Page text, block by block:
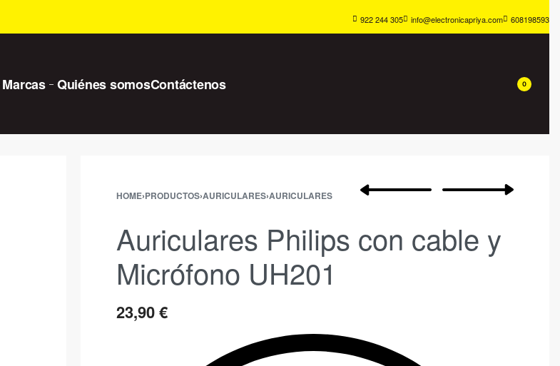
922 244 305 info@electronicapriya.com 608198593
Marcas Quiénes somosContáctenos 0
HOME›PRODUCTOS›AURICULARES›AURICULARES
Auriculares Philips con cable y
Micrófono UH201
23,90€